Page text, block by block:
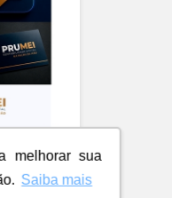
melhorar sua
Saiba mais
Digital